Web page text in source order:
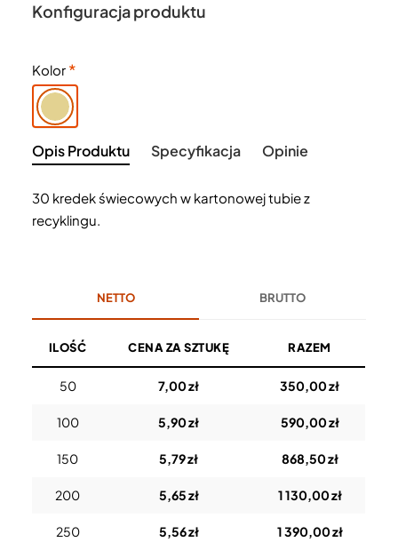
Konfiguracja produktu
Kolor
Opis Produktu Specyfikacja Opinie
30 kredek świecowych w kartonowej tubie z
recyklingu.
NETTO BRUTTO
ILOŚĆ CENA ZA SZTUKĘ RAZEM
50 7,00 zł 350,00 zł
100 5,90 zł 590,00 zł
150 5,79 zł 868,50 zł
200 5,65 zł 1 130,00 zł
250 5,56 zł 1 390,00 zł